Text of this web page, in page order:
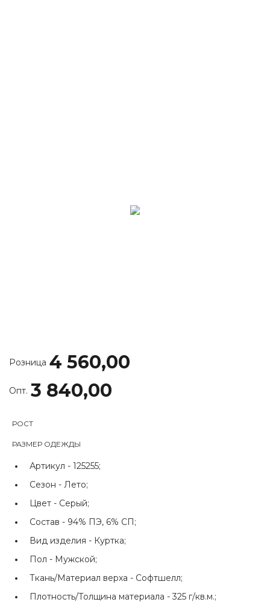
Розница 4 560,00
Опт. 3 840,00
РОСТ
РАЗМЕР ОДЕЖДЫ
Артикул - 125255;
Сезон - Лето;
Цвет - Серый;
Состав - 94% ПЭ, 6% СП;
Вид изделия - Куртка;
Пол - Мужской;
Ткань/Материал верха - Софтшелл;
Плотность/Толщина материала - 325 г/кв.м.;